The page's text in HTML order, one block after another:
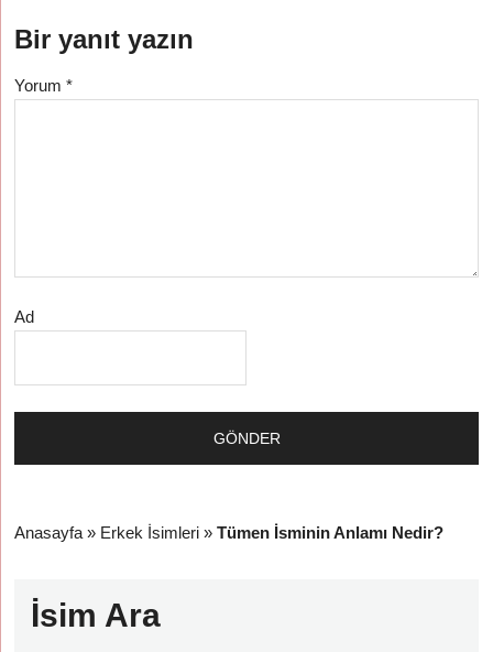
Bir yanıt yazın
Yorum*
Ad
Anasayfa » Erkek İsimleri »Tümen İsminin Anlamı Nedir?
İsim Ara